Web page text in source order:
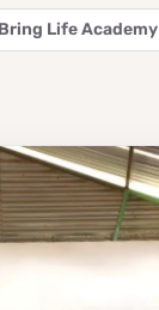
Life Academy